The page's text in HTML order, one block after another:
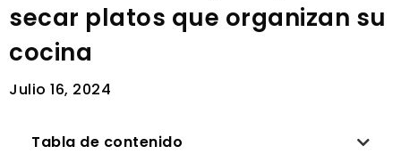
secar platos que organizan su
cocina
Julio 16, 2024
Tabla de contenido